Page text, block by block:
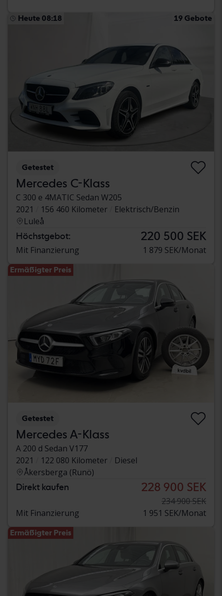
Heute 08:18 19 Gebote
Getestet
Mercedes C-Klass
C 300 e 4MATIC Sedan W205
2021
156 460 Kilometer
Elektrisch/Benzin
Luleå
Höchstgebot: 220 500 SEK
Mit Finanzierung 1 879 SEK/Monat
Ermäßigter Preis
Getestet
Mercedes A-Klass
A 200 d Sedan V177
2021
122 080 Kilometer
Diesel
Åkersberga (Runö)
Direkt kaufen 228 900 SEK
234 900 SEK
Mit Finanzierung
1 951 SEK/Monat
Ermäßigter Preis